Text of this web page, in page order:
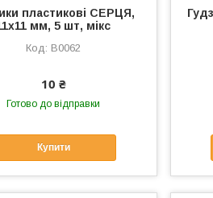
пластикові СЕРЦЯ,
мм, 5 шт, мікс
B0062
10 ₴
Готово до відправки
Купити